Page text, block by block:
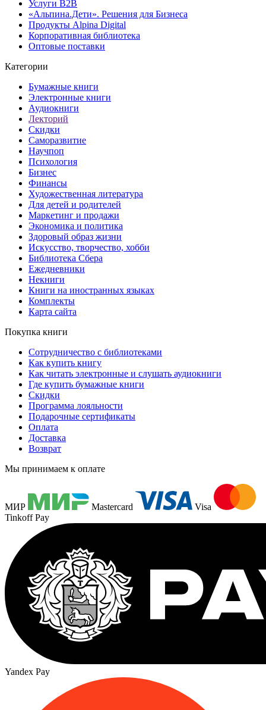
Услуги B2B
«Альпина.Дети». Решения для Бизнеса
Продукты Alpina Digital
Корпоративная библиотека
Оптовые поставки
Категории
Бумажные книги
Электронные книги
Аудиокниги
Лекторий
Скидки
Саморазвитие
Научпоп
Психология
Бизнес
Финансы
Художественная литература
Для детей и родителей
Маркетинг и продажи
Экономика и политика
Здоровый образ жизни
Искусство, творчество, хобби
Библиотека Сбера
Ежедневники
Некниги
Книги на иностранных языках
Комплекты
Карта сайта
Покупка книги
Сотрудничество с библиотеками
Как купить книгу
Как читать электронные и слушать аудиокниги
Где купить бумажные книги
Скидки
Программа лояльности
Подарочные сертификаты
Оплата
Доставка
Возврат
Мы принимаем к оплате
МИР Mastercard
Visa
Tinkoff Pay
Yandex Pay